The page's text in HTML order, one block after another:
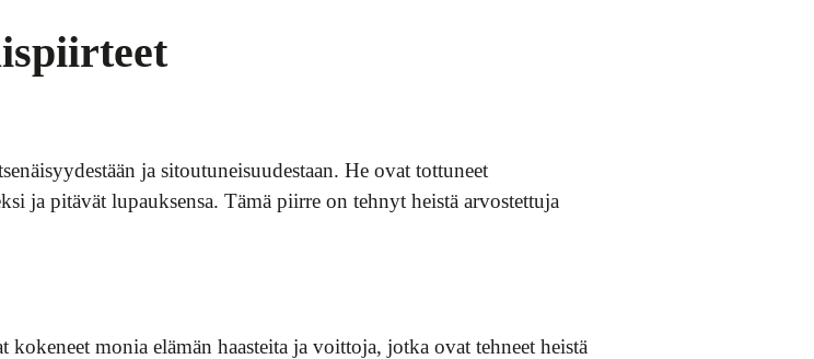
ja sitoutuneisuudestaan. He ovat tottuneet
ja pitävät lupauksensa. Tämä piirre on tehnyt heistä arvostettuja
monia elämän haasteita ja voittoja, jotka ovat tehneet heistä